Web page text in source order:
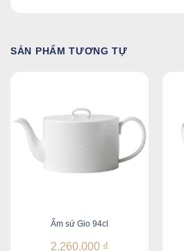
SẢN PHẨM TƯƠNG TỰ
Ấm sứ Gio 94cl
2.260.000 ₫